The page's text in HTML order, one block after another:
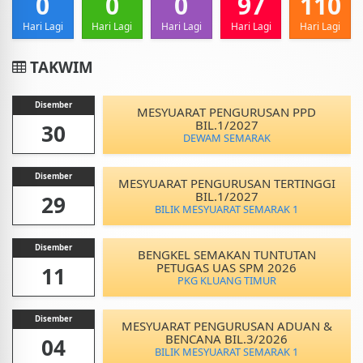
Hari Lagi Hari Lagi Hari Lagi Hari Lagi Hari Lagi
TAKWIM
Disember
30
MESYUARAT PENGURUSAN PPD
BIL.1/2027
DEWAM SEMARAK
Disember
29
MESYUARAT PENGURUSAN TERTINGGI
BIL.1/2027
BILIK MESYUARAT SEMARAK 1
Disember
11
BENGKEL SEMAKAN TUNTUTAN
PETUGAS UAS SPM 2026
PKG KLUANG TIMUR
Disember
04
MESYUARAT PENGURUSAN ADUAN &
BENCANA BIL.3/2026
BILIK MESYUARAT SEMARAK 1